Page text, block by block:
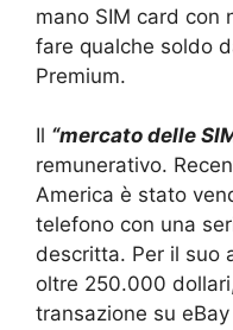
mano SIM card con
fare qualche soldo
Premium.
Il “mercato delle
remunerativo.
America è stato
telefono con una
descritta. Per il suo
oltre 250.000
transazione su